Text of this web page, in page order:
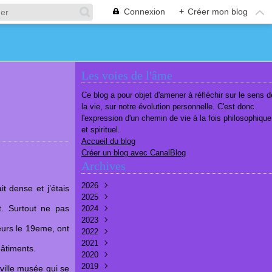
Connexion + Créer mon blog
dense et j’étais
Surtout ne pas
le 19eme, ont
musée qui se
Les voies de l'âme
Ce blog a pour objet d'amener à réfléchir sur le sens
la vie, sur notre évolution personnelle. C'est donc
l'expression d'un chemin de vie à la fois philosophique
et spirituel.
Accueil du blog
Créer un blog avec CanalBlog
Archives
2026
Août
Juillet
Juin
Mai(7)
Avril
Mars
Février
2025
Décembre
Novembre
Octobre
Septembre
Août
Juillet
2024
Décembre
Novembre
Octobre
Septembre
Août
2023
Décembre
Novembre
Octobre
Septembre
2022
Décembre
Septembre
Août
2021
Décembre
Novembre
2020
Décembre
2019